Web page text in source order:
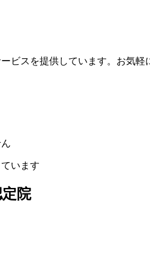
ビスを提供しています。お気軽
います
院